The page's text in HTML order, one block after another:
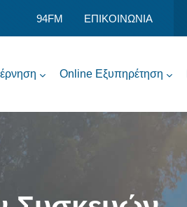
94FM ΕΠΙΚΟΙΝΩΝΙΑ
Online Εξυπηρέτηση